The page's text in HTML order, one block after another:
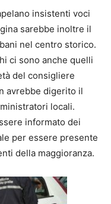
insistenti voci
sarebbe inoltre il
nel centro storico.
ci sono anche quelli
del consigliere
avrebbe digerito il
locali.
informato dei
per essere presente
della maggioranza.